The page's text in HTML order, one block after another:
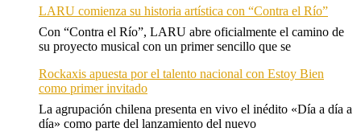
LARU comienza su historia artística con “Contra el Río”
Con “Contra el Río”, LARU abre oficialmente el camino de
su proyecto musical con un primer sencillo que se
Rockaxis apuesta por el talento nacional con Estoy Bien
como primer invitado
La agrupación chilena presenta en vivo el inédito «Día a día a
día» como parte del lanzamiento del nuevo